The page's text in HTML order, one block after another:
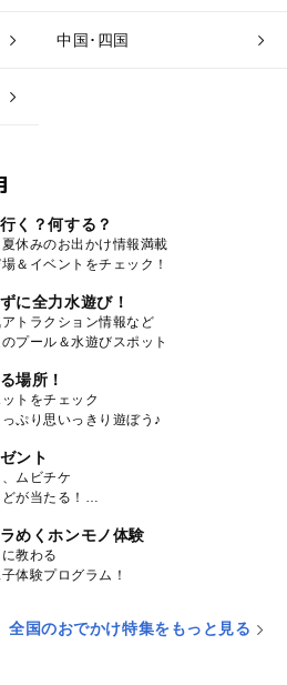
中国･四国
く？何する？
休みのお出かけ情報満載
＆イベントをチェック！
に全力水遊び！
トラクション情報など
プール＆水遊びスポット
場所！
トをチェック
ぷり思いっきり遊ぼう♪
ント
ムビチケ
が当たる！
めくホンモノ体験
教わる
体験プログラム！
全国のおでかけ特集をもっと見る